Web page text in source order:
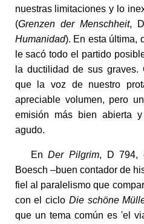
nuestras limitaciones y lo
(Grenzen der Menschheit,
Humanidad). En esta última,
le sacó todo el partido
la ductilidad de sus graves.
que la voz de nuestro
apreciable volumen, pero
emisión más bien abierta
agudo.
En Der Pilgrim, D 794,
Boesch –buen contador de
fiel al paralelismo que
con el ciclo Die schöne
que un tema común es 'el